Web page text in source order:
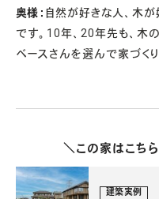
奥様： 自然が好きな人、木
です。10年、20年先も、木
ベースさんを選んで家づく
＼この家はこち
建築実例